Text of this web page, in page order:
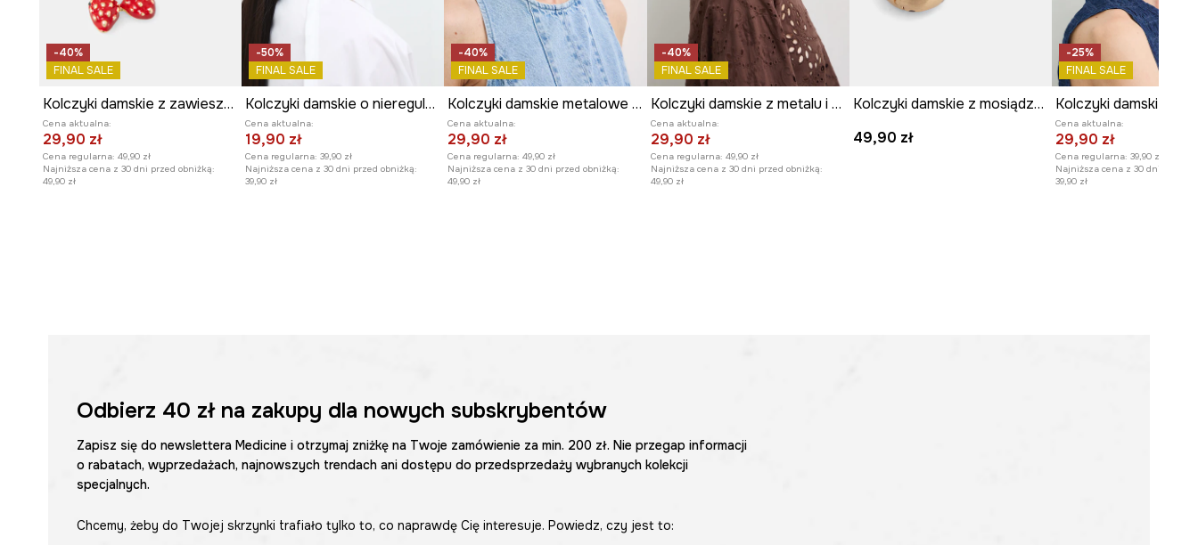
-40%
FINAL SALE
Kolczyki damskie z zawieszkami
Cena aktualna:
29,90 zł
Cena regularna: 49,90 zł
Najniższa cena z 30 dni przed obniżką:
49,90 zł
-50%
FINAL SALE
Kolczyki damskie o nieregularnym kształcie
Cena aktualna:
19,90 zł
Cena regularna: 39,90 zł
Najniższa cena z 30 dni przed obniżką:
39,90 zł
-40%
FINAL SALE
Kolczyki damskie metalowe z agatem
Cena aktualna:
29,90 zł
Cena regularna: 49,90 zł
Najniższa cena z 30 dni przed obniżką:
49,90 zł
-40%
FINAL SALE
Kolczyki damskie z metalu i stali nierdzewnej
Cena aktualna:
29,90 zł
Cena regularna: 49,90 zł
Najniższa cena z 30 dni przed obniżką:
49,90 zł
Kolczyki damskie z mosiądzu i żywicy syntetycznej
49,90 zł
-25%
FINAL SALE
Kolczyki damskie
Cena aktualna:
29,90 zł
Cena regularna: 39,90 zł
Najniższa cena z 30 dni przed
39,90 zł
Odbierz 40 złna zakupy dla nowych subskrybentów
Zapisz się do newslettera Medicine i otrzymaj zniżkę na Twoje zamówienie za min. 200 zł. Nie przegap informacji
o rabatach, wyprzedażach, najnowszych trendach ani dostępu do przedsprzedaży wybranych kolekcji
specjalnych.
Chcemy, żeby do Twojej skrzynki trafiało tylko to, co naprawdę Cię interesuje. Powiedz, czy jest to: